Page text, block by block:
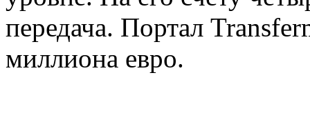
передача. Портал
миллиона евро.